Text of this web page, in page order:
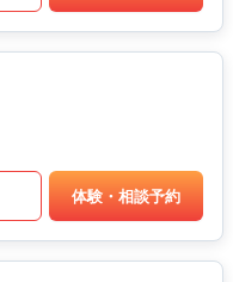
体験・相談予約